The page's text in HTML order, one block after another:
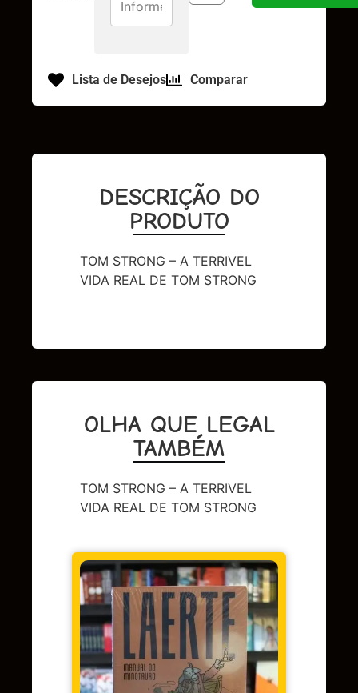
Lista de Desejos Comparar
DESCRIÇÃO DO
PRODUTO
TOM STRONG – A TERRIVEL
VIDA REAL DE TOM STRONG
OLHA QUE LEGAL
TAMBÉM
TOM STRONG – A TERRIVEL
VIDA REAL DE TOM STRONG